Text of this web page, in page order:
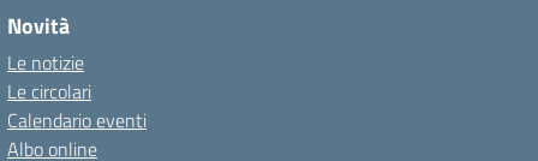
Novità
Le notizie
Le circolari
Calendario eventi
Albo online